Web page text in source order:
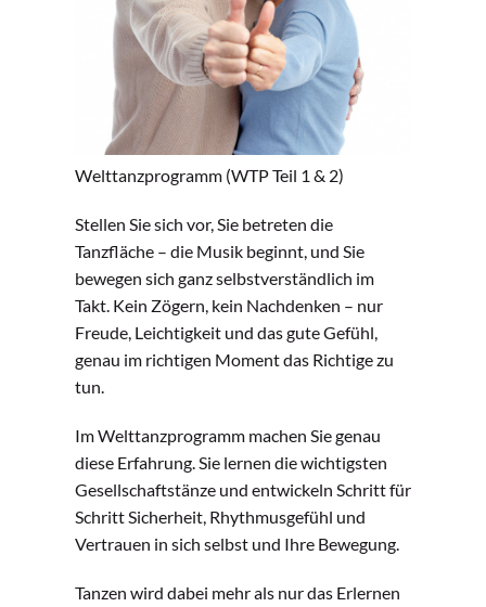
Welttanzprogramm (WTP Teil 1 & 2)
Stellen Sie sich vor, Sie betreten die
Tanzfläche – die Musik beginnt, und Sie
bewegen sich ganz selbstverständlich im
Takt. Kein Zögern, kein Nachdenken – nur
Freude, Leichtigkeit und das gute Gefühl,
genau im richtigen Moment das Richtige zu
tun.
Im Welttanzprogramm machen Sie genau
diese Erfahrung. Sie lernen die wichtigsten
Gesellschaftstänze und entwickeln Schritt für
Schritt Sicherheit, Rhythmusgefühl und
Vertrauen in sich selbst und Ihre Bewegung.
Tanzen wird dabei mehr als nur das Erlernen